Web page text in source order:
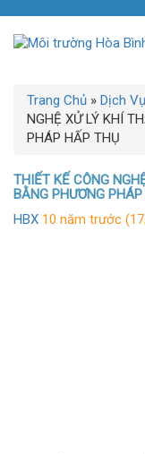
Trang Chủ » Dịch Vụ
NGHỆ XỬ LÝ KHÍ
PHÁP HẤP THỤ
THIẾT KẾ CÔNG
BẰNG PHƯƠNG
HBX 10 năm trước